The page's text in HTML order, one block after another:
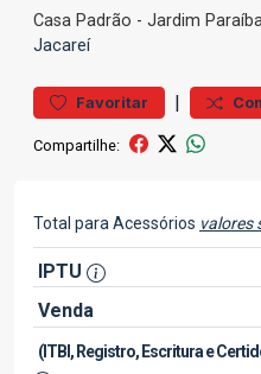
Casa Padrão - Jardim
Jacareí
Favoritar |
Compartilhe:
Total para Acessórios valores
IPTU
Venda
(ITBI, Registro, Escritura e